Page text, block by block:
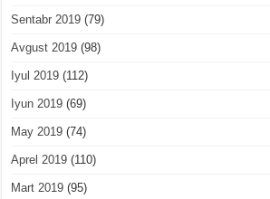
Sentabr 2019 (79)
Avgust 2019 (98)
Iyul 2019 (112)
Iyun 2019 (69)
May 2019 (74)
Aprel 2019 (110)
Mart 2019 (95)